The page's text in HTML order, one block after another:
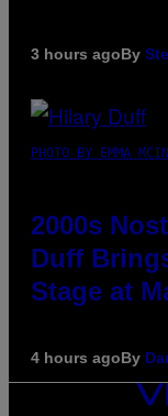
3 hours agoBy
PHOTO BY EMMA
2000s
Duff
Stage at
4 hours agoBy
VICE